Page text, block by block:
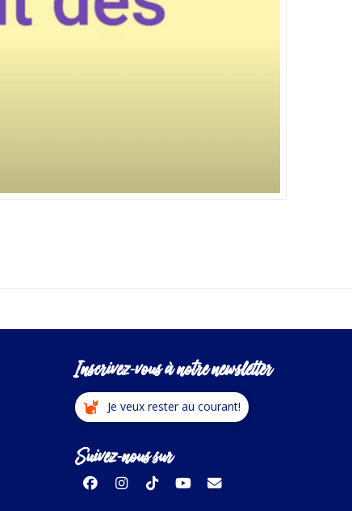
Inscrivez-vous à notre newsletter
Je veux rester au courant!
Suivez-nous sur